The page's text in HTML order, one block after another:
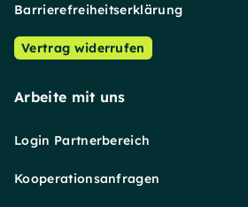
Barrierefreiheitserklärung
Vertrag widerrufen
Arbeite mit uns
Login Partnerbereich
Kooperationsanfragen